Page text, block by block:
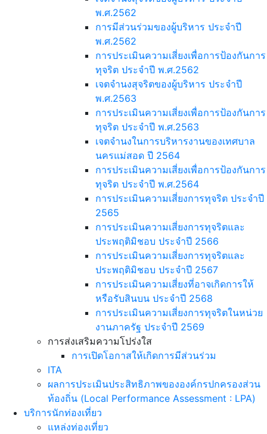
พ.ศ.2562
การมีส่วนร่วมของผู้บริหาร ประจำปี
พ.ศ.2562
การประเมินความเสี่ยงเพื่อการป้องกันการ
ทุจริต ประจำปี พ.ศ.2562
เจตจำนงสุจริตของผู้บริหาร ประจำปี
พ.ศ.2563
การประเมินความเสี่ยงเพื่อการป้องกันการ
ทุจริต ประจำปี พ.ศ.2563
เจตจำนงในการบริหารงานของเทศบาล
นครแม่สอด ปี 2564
การประเมินความเสี่ยงเพื่อการป้องกันการ
ทุจริต ประจำปี พ.ศ.2564
การประเมินความเสี่ยงการทุจริต ประจำปี
2565
การประเมินความเสี่ยงการทุจริตและ
ประพฤติมิชอบ ประจำปี 2566
การประเมินความเสี่ยงการทุจริตและ
ประพฤติมิชอบ ประจำปี 2567
การประเมินความเสี่ยงที่อาจเกิดการให้
หรือรับสินบน ประจำปี 2568
การประเมินความเสี่ยงการทุจริตในหน่วย
งานภาครัฐ ประจำปี 2569
การส่งเสริมความโปร่งใส
การเปิดโอกาสให้เกิดการมีส่วนร่วม
ITA
ผลการประเมินประสิทธิภาพขององค์กรปกครองส่วน
ท้องถิ่น (Local Performance Assessment : LPA)
บริการนักท่องเที่ยว
แหล่งท่องเที่ยว